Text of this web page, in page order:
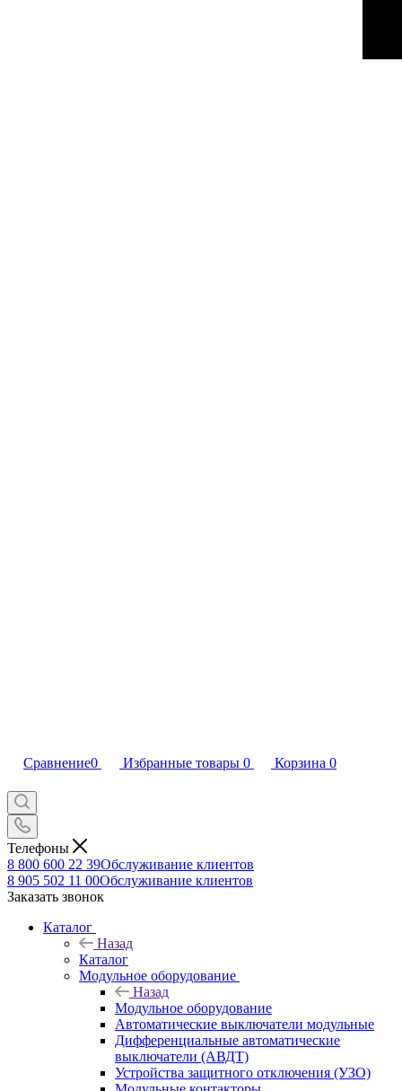
Сравнение0 Избранные товары 0 Корзина 0
Телефоны
8 800 600 22 39Обслуживание клиентов
8 905 502 11 00Обслуживание клиентов
Заказать звонок
Каталог
Назад
Каталог
Модульное оборудование
Назад
Модульное оборудование
Автоматические выключатели модульные
Дифференциальные автоматические
выключатели (АВДТ)
Устройства защитного отключения (УЗО)